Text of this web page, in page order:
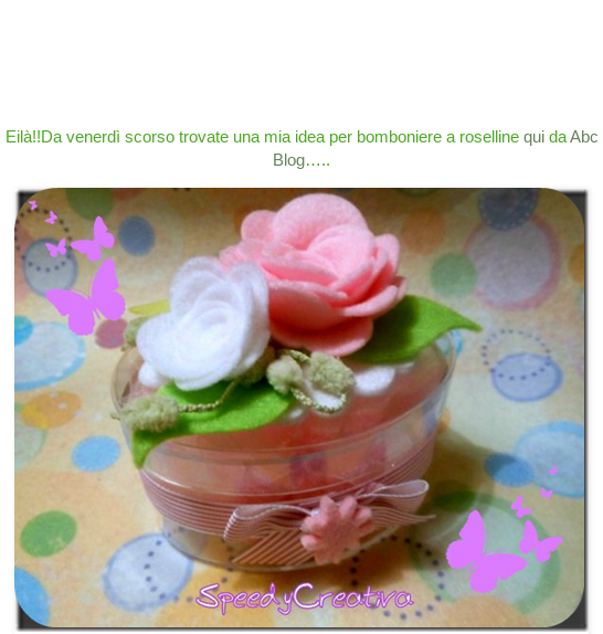
Eilà!!Da venerdì scorso trovate una mia idea per bomboniere a roselline quidaAbc
Blog…..